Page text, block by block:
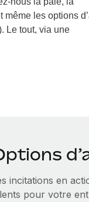
les options
Le tout, via une
incitations en
pour votre